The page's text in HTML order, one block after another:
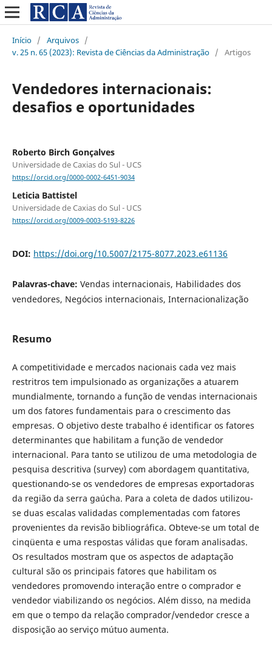
Início / Arquivos /
v. 25 n. 65 (2023): Revista de Ciências da Administração / Artigos
Vendedores internacionais:
desafios e oportunidades
Roberto Birch Gonçalves
Universidade de Caxias do Sul - UCS
https://orcid.org/0000-0002-6451-9034
Leticia Battistel
Universidade de Caxias do Sul - UCS
https://orcid.org/0009-0003-5193-8226
DOI: https://doi.org/10.5007/2175-8077.2023.e61136
Palavras-chave: Vendas internacionais, Habilidades dos
vendedores, Negócios internacionais, Internacionalização
Resumo
A competitividade e mercados nacionais cada vez mais
restritros tem impulsionado as organizações a atuarem
mundialmente, tornando a função de vendas internacionais
um dos fatores fundamentais para o crescimento das
empresas. O objetivo deste trabalho é identificar os fatores
determinantes que habilitam a função de vendedor
internacional. Para tanto se utilizou de uma metodologia de
pesquisa descritiva (survey) com abordagem quantitativa,
questionando-se os vendedores de empresas exportadoras
da região da serra gaúcha. Para a coleta de dados utilizou-
se duas escalas validadas complementadas com fatores
provenientes da revisão bibliográfica. Obteve-se um total de
cinqüenta e uma respostas válidas que foram analisadas.
Os resultados mostram que os aspectos de adaptação
cultural são os principais fatores que habilitam os
vendedores promovendo interação entre o comprador e
vendedor viabilizando os negócios. Além disso, na medida
em que o tempo da relação comprador/vendedor cresce a
disposição ao serviço mútuo aumenta.